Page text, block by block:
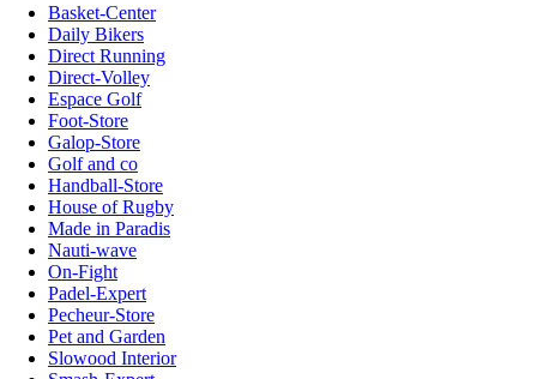
Basket-Center
Daily Bikers
Direct Running
Direct-Volley
Espace Golf
Foot-Store
Galop-Store
Golf and co
Handball-Store
House of Rugby
Made in Paradis
Nauti-wave
On-Fight
Padel-Expert
Pecheur-Store
Pet and Garden
Slowood Interior